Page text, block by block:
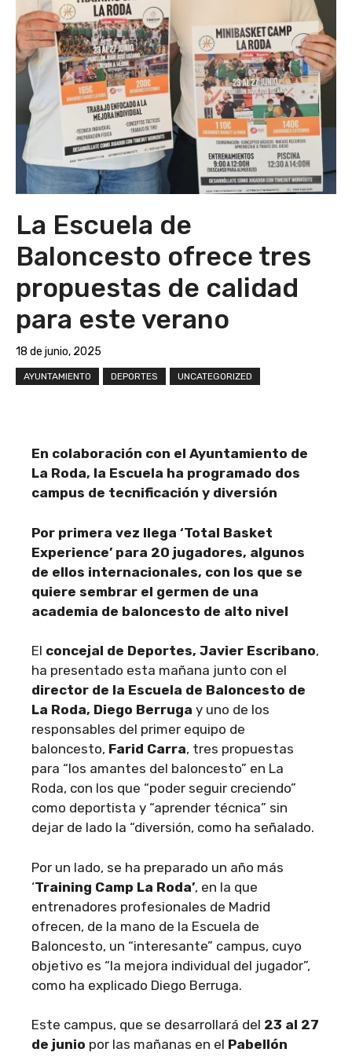
La Escuela de
Baloncesto ofrece tres
propuestas de calidad
para este verano
18 de junio, 2025
AYUNTAMIENTO DEPORTES UNCATEGORIZED
En colaboración con el Ayuntamiento de
La Roda, la Escuela ha programado dos
campus de tecnificación y diversión
Por primera vez llega ‘Total Basket
Experience’ para 20 jugadores, algunos
de ellos internacionales, con los que se
quiere sembrar el germen de una
academia de baloncesto de alto nivel
El concejal de Deportes, Javier Escribano,
ha presentado esta mañana junto con el
director de la Escuela de Baloncesto de
La Roda, Diego Berruga y uno de los
responsables del primer equipo de
baloncesto, Farid Carra, tres propuestas
para “los amantes del baloncesto” en La
Roda, con los que “poder seguir creciendo”
como deportista y “aprender técnica” sin
dejar de lado la “diversión, como ha señalado.
Por un lado, se ha preparado un año más
‘Training Camp La Roda’, en la que
entrenadores profesionales de Madrid
ofrecen, de la mano de la Escuela de
Baloncesto, un “interesante” campus, cuyo
objetivo es “la mejora individual del jugador”,
como ha explicado Diego Berruga.
Este campus, que se desarrollará del 23 al 27
de junio por las mañanas en el Pabellón